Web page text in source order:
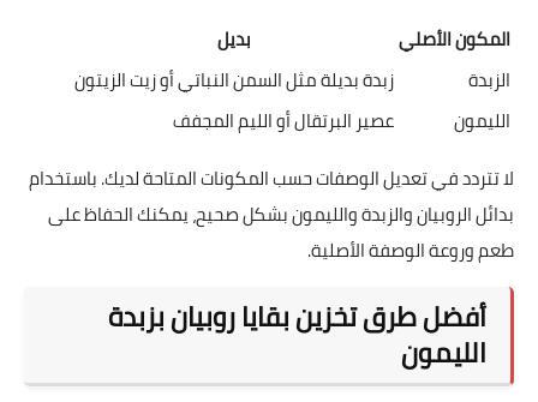
المكون الأصلي
بديل
الزبدة
زبدة بديلة مثل السمن النباتي أو زيت الزيتون
الليمون
عصير البرتقال أو الليم المجفف
لا تتردد في تعديل الوصفات حسب المكونات المتاحة لديك. باستخدام
بدائل الروبيان والزبدة والليمون بشكل صحيح، يمكنك الحفاظ على
طعم وروعة الوصفة الأصلية.
أفضل طرق تخزين بقايا روبيان بزبدة
الليمون